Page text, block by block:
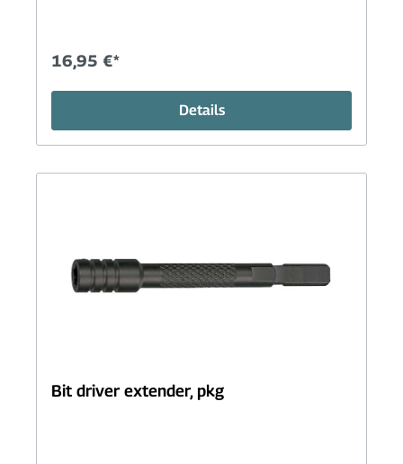
16,95 €*
Details
Bit driver extender, pkg